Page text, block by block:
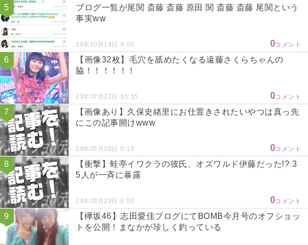
ブログ一覧が尾関 斎藤 斎藤 原田 関 斎藤 斎藤 尾関という
事実ww
19年10月14日 9:00 0コメント
【画像32枚】毛穴を舐めたくなる遠藤さくらちゃんの
脇！！！！！！
23年07月22日 10:55 0コメント
【画像あり】久保史緒里にお仕置きされたいやつは真っ先
にこの記事開けwww
24年05月09日 6:19 0コメント
【衝撃】蛙亭イワクラの彼氏、オズワルド伊藤だった!? 3
5人が一斉に暴露
24年09月29日 8:00 0コメント
【欅坂46】志田愛佳ブログにてBOMB今月号のオフショッ
トを公開！まなかが珍しく釣っている